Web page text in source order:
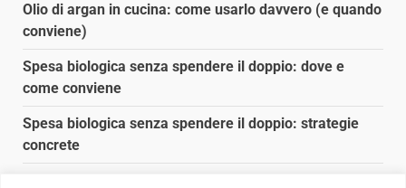
Olio di argan in cucina: come usarlo davvero (e quando
conviene)
Spesa biologica senza spendere il doppio: dove e
come conviene
Spesa biologica senza spendere il doppio: strategie
concrete